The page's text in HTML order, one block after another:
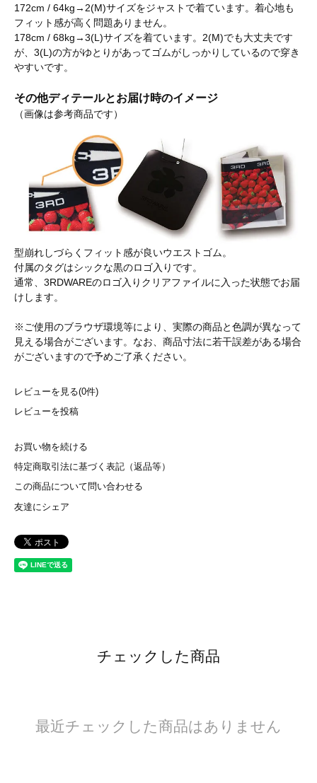
172cm / 64kg→2(M)サイズをジャストで着ています。着心地も
フィット感が高く問題ありません。
178cm / 68kg→3(L)サイズを着ています。2(M)でも大丈夫です
が、3(L)の方がゆとりがあってゴムがしっかりしているので穿き
やすいです。
その他ディテールとお届け時のイメージ
（画像は参考商品です）
型崩れしづらくフィット感が良いウエストゴム。
付属のタグはシックな黒のロゴ入りです。
通常、3RDWAREのロゴ入りクリアファイルに入った状態でお届
けします。
※ご使用のブラウザ環境等により、実際の商品と色調が異なって
見える場合がございます。なお、商品寸法に若干誤差がある場合
がございますので予めご了承ください。
レビューを見る(0件)
レビューを投稿
お買い物を続ける
特定商取引法に基づく表記（返品等）
この商品について問い合わせる
友達にシェア
チェックした商品
最近チェックした商品はありません